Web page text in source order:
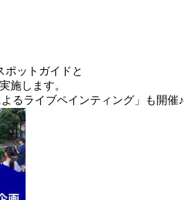
ポットガイドと
施します。
るライブペインティング」も開催♪